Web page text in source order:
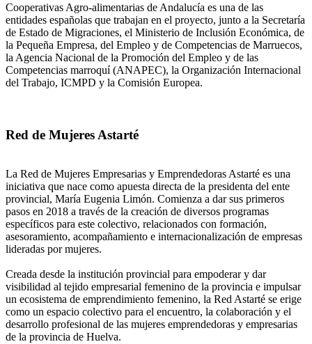
Cooperativas Agro-alimentarias de Andalucía es una de las
entidades españolas que trabajan en el proyecto, junto a la Secretaría
de Estado de Migraciones, el Ministerio de Inclusión Económica, de
la Pequeña Empresa, del Empleo y de Competencias de Marruecos,
la Agencia Nacional de la Promoción del Empleo y de las
Competencias marroquí (ANAPEC), la Organización Internacional
del Trabajo, ICMPD y la Comisión Europea.
Red de Mujeres Astarté
La Red de Mujeres Empresarias y Emprendedoras Astarté es una
iniciativa que nace como apuesta directa de la presidenta del ente
provincial, María Eugenia Limón. Comienza a dar sus primeros
pasos en 2018 a través de la creación de diversos programas
específicos para este colectivo, relacionados con formación,
asesoramiento, acompañamiento e internacionalización de empresas
lideradas por mujeres.
Creada desde la institución provincial para empoderar y dar
visibilidad al tejido empresarial femenino de la provincia e impulsar
un ecosistema de emprendimiento femenino, la Red Astarté se erige
como un espacio colectivo para el encuentro, la colaboración y el
desarrollo profesional de las mujeres emprendedoras y empresarias
de la provincia de Huelva.